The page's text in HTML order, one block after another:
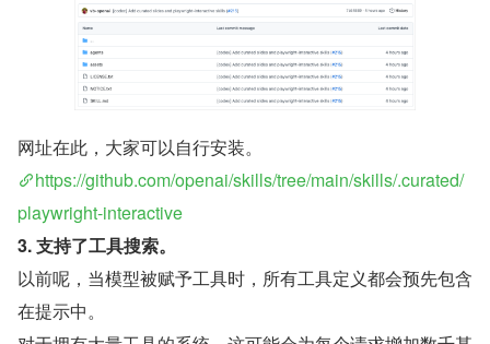
网址在此，大家可以自行安装。
https://github.com/openai/skills/tree/main/skills/.curated/
playwright-interactive
3. 支持了工具搜索。
以前呢，当模型被赋予工具时，所有工具定义都会预先包含
在提示中。